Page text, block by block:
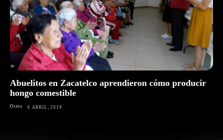
Abuelitos en Zacatelco aprendieron cómo producir
hongo comestible
Otros 6 ABRIL, 2019